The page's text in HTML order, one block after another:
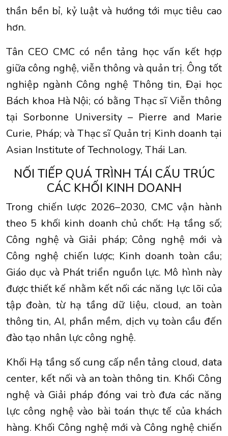
thần bền bỉ, kỷ luật và hướng tới mục tiêu cao
hơn.
Tân CEO CMC có nền tảng học vấn kết hợp
giữa công nghệ, viễn thông và quản trị. Ông tốt
nghiệp ngành Công nghệ Thông tin, Đại học
Bách khoa Hà Nội; có bằng Thạc sĩ Viễn thông
tại Sorbonne University – Pierre and Marie
Curie, Pháp; và Thạc sĩ Quản trị Kinh doanh tại
Asian Institute of Technology, Thái Lan.
NỐI TIẾP QUÁ TRÌNH TÁI CẤU TRÚC
CÁC KHỐI KINH DOANH
Trong chiến lược 2026–2030, CMC vận hành
theo 5 khối kinh doanh chủ chốt: Hạ tầng số;
Công nghệ và Giải pháp; Công nghệ mới và
Công nghệ chiến lược; Kinh doanh toàn cầu;
Giáo dục và Phát triển nguồn lực. Mô hình này
được thiết kế nhằm kết nối các năng lực lõi của
tập đoàn, từ hạ tầng dữ liệu, cloud, an toàn
thông tin, AI, phần mềm, dịch vụ toàn cầu đến
đào tạo nhân lực công nghệ.
Khối Hạ tầng số cung cấp nền tảng cloud, data
center, kết nối và an toàn thông tin. Khối Công
nghệ và Giải pháp đóng vai trò đưa các năng
lực công nghệ vào bài toán thực tế của khách
hàng. Khối Công nghệ mới và Công nghệ chiến